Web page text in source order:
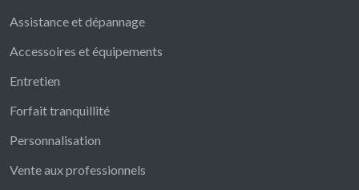
Assistance et dépannage
Accessoires et équipements
Entretien
Forfait tranquillité
Personnalisation
Vente aux professionnels